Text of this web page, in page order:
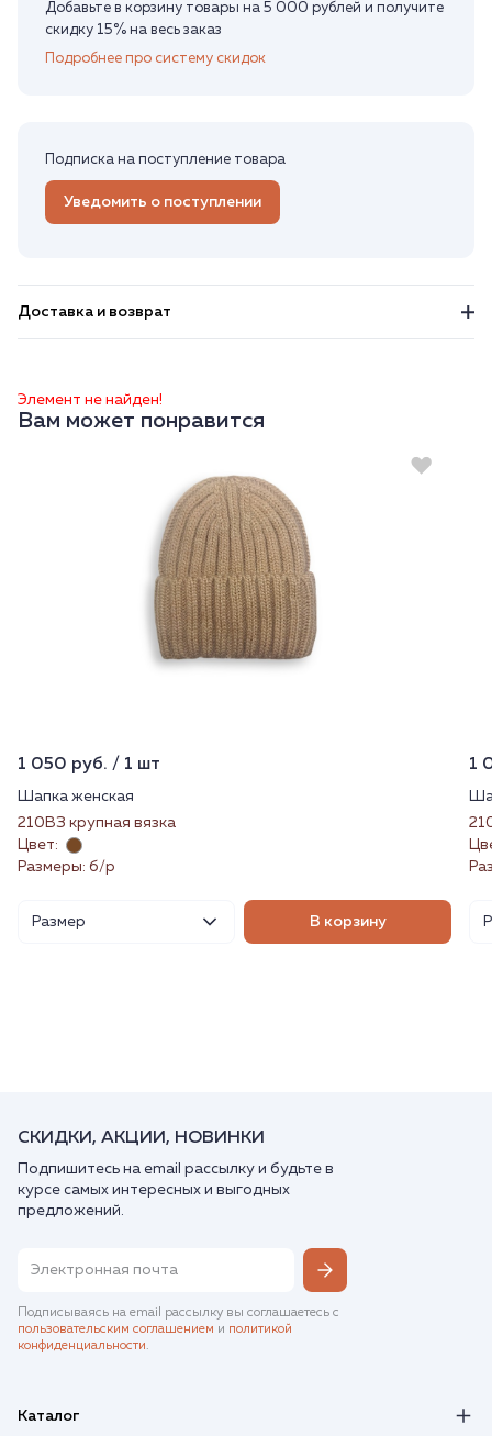
Добавьте в корзину товары на 5 000 рублей и получите
скидку 15% на весь заказ
Подробнее про систему скидок
Подписка на поступление товара
Уведомить о поступлении
Доставка и возврат
Элемент не найден!
Вам может понравится
1 050 руб. / 1 шт
Шапка женская
210ВЗ крупная вязка
Цвет:
Размеры: б/р
Размер В корзину
1
СКИДКИ, АКЦИИ, НОВИНКИ
Подпишитесь на email рассылку и будьте в
курсе самых интересных и выгодных
предложений.
Подписываясь на email рассылку вы соглашаетесь с
пользовательским соглашением и политикой
конфиденциальности.
Каталог